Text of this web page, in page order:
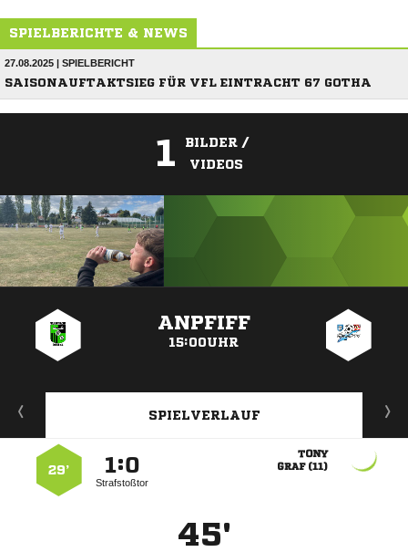
SPIELBERICHTE & NEWS
27.08.2025 | SPIELBERICHT
SAISONAUFTAKTSIEG FÜR VFL EINTRACHT 67 GOTHA
1
BILDER /
VIDEOS
ANPFIFF
15:00UHR
SPIELVERLAUF

 
:
Strafstoßtor
29’
45'